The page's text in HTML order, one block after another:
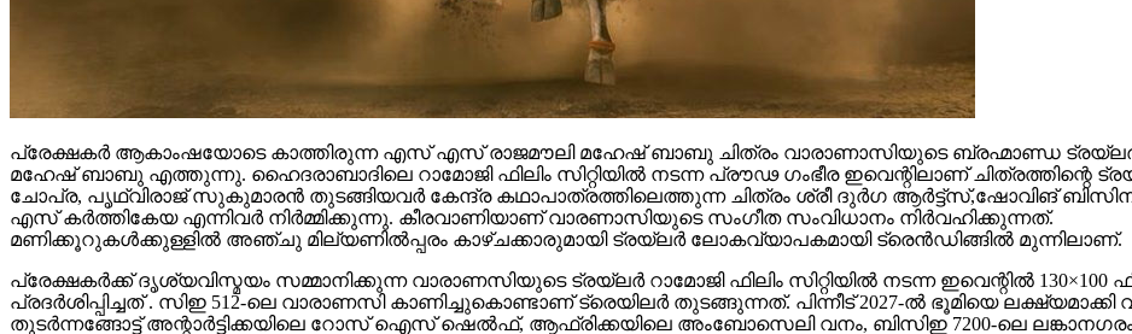
പ്രേക്ഷകർ ആകാംഷയോടെ കാത്തിരുന്ന എസ് എസ് രാജമൗലി മഹേഷ് ബാബു ചിത്രം വാരാണാസിയുടെ ബ്രഹ്മാണ്ഡ ട്രയ്ലർ
മഹേഷ് ബാബു എത്തുന്നു. ഹൈദരാബാദിലെ റാമോജി ഫിലിം സിറ്റിയിൽ നടന്ന പ്രൗഢ ഗംഭീര ഇവെന്റിലാണ് ചിത്രത്തിന്റെ
ചോപ്ര, പൃഥ്വിരാജ് സുകുമാരൻ തുടങ്ങിയവർ കേന്ദ്ര കഥാപാത്രത്തിലെത്തുന്ന ചിത്രം ശ്രീ ദുർഗ ആർട്ട്സ്,ഷോവിങ്
എസ് കർത്തികേയ എന്നിവർ നിർമ്മിക്കുന്നു. കീരവാണിയാണ് വാരണാസിയുടെ സംഗീത സംവിധാനം നിർവഹിക്കുന്നത്.
മണിക്കൂറുകൾക്കുള്ളിൽ അഞ്ചു മില്യണിൽപ്പരം കാഴ്ചക്കാരുമായി ട്രയ്ലർ ലോകവ്യാപകമായി ട്രെൻഡിങ്ങിൽ മുന്നിലാണ്.
പ്രേക്ഷകർക്ക് ദൃശ്യവിസ്മയം സമ്മാനിക്കുന്ന വാരാണസിയുടെ ട്രയ്ലർ റാമോജി ഫിലിം സിറ്റിയിൽ നടന്ന ഇവെന്റിൽ 130×100
പ്രദർശിപ്പിച്ചത് . സിഇ 512-ലെ വാരാണസി കാണിച്ചുകൊണ്ടാണ് ട്രെയിലര്‍ തുടങ്ങുന്നത്. പിന്നീട് 2027-ല്‍ ഭൂമിയെ
തുടര്‍ന്നങ്ങോട്ട് അന്റാര്‍ട്ടിക്കയിലെ റോസ് ഐസ് ഷെല്‍ഫ്, ആഫ്രിക്കയിലെ അംബോസെലി വനം, ബിസിഇ 7200-ലെ